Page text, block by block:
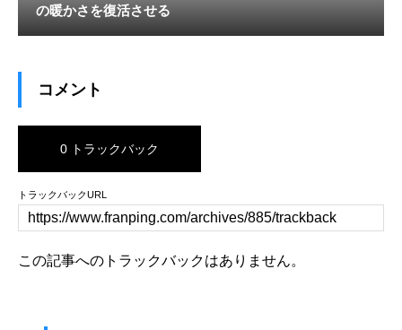
の暖かさを復活させる
コメント
0 トラックバック
トラックバックURL
この記事へのトラックバックはありません。